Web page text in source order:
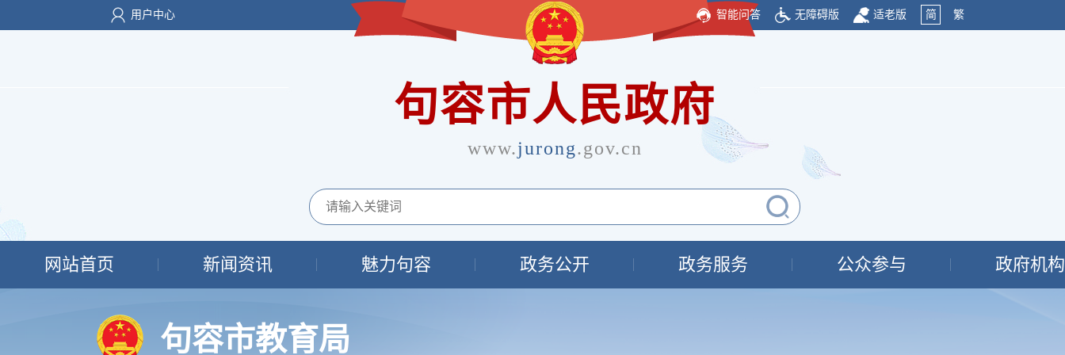
用户中心 智能问答 无障碍版 适老版 简 繁
句容市人民政府
www.jurong.gov.cn
网站首页 新闻资讯 魅力句容 政务公开 政务服务 公众参与 政府机构
句容市教育局